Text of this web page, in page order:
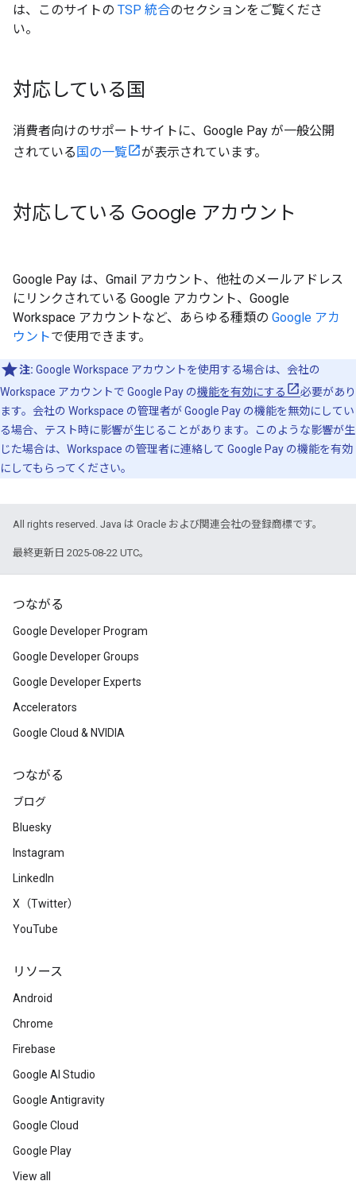
は、このサイトの TSP 統合のセクションをご覧くださ
い。
対応している国
消費者向けのサポートサイトに、Google Pay が一般公開
されている 国の一覧 が表示されています。
対応している Google アカウント
Google Pay は、Gmail アカウント、他社のメールアドレス
にリンクされている Google アカウント、Google
Workspace アカウントなど、あらゆる種類の Google アカ
ウントで使用できます。
注: Google Workspace アカウントを使用する場合は、会社の
Workspace アカウントで Google Pay の機能を有効にする
必要があり
ます。会社の Workspace の管理者が Google Pay の機能を無効にしてい
る場合、テスト時に影響が生じることがあります。このような影響が生
じた場合は、Workspace の管理者に連絡して Google Pay の機能を有効
にしてもらってください。
All rights reserved. Java は Oracle および関連会社の登録商標です。
最終更新日 2025-08-22 UTC。
つながる
Google Developer Program
Google Developer Groups
Google Developer Experts
Accelerators
Google Cloud & NVIDIA
つながる
ブログ
Bluesky
Instagram
LinkedIn
X（Twitter）
YouTube
リソース
Android
Chrome
Firebase
Google AI Studio
Google Antigravity
Google Cloud
Google Play
View all